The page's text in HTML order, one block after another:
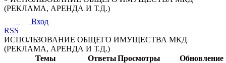
(РЕКЛАМА, АРЕНДА И Т.Д.)
Вход
RSS
ИСПОЛЬЗОВАНИЕ ОБЩЕГО ИМУЩЕСТВА МКД
(РЕКЛАМА, АРЕНДА И Т.Д.)
Темы
ОтветыПросмотры
Обновление